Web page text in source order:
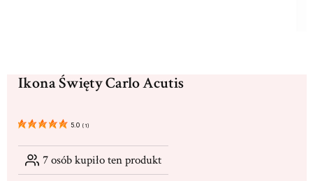
Ikona Święty Carlo Acutis
5.0 ( 1)
7osób kupiło ten produkt